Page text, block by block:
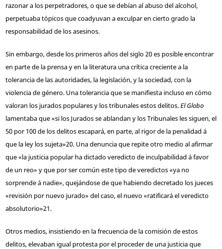
razonar a los perpetradores, o que se debían al abuso del alcohol,
perpetuaba tópicos que coadyuvan a exculpar en cierto grado la
responsabilidad de los asesinos.
Sin embargo, desde los primeros años del siglo 20 es posible encontrar
en parte de la prensa y en la literatura una crítica creciente a la
tolerancia de las autoridades, la legislación, y la sociedad, con la
violencia de género. Una tolerancia que se manifiesta incluso en cómo
valoran los jurados populares y los tribunales estos delitos.El Globo
lamentaba que «si los Jurados se ablandan y los Tribunales les siguen, el
50 por 100 de los delitos escapará, en parte, al rigor de la penalidad á
que la ley los sujeta»20. Una denuncia que repite otro medio al afirmar
que «la justicia popular ha dictado veredicto de inculpabilidad á favor
de un reo» y que por ser común este tipo de veredictos «ya no
sorprende á nadie», quejándose de que habiendo decretado los jueces
«revisión por nuevo jurado» del caso, el nuevo «ratificará el veredicto
absolutorio»21.
Otros medios, insistiendo en la frecuencia de la comisión de estos
delitos, elevaban igual protesta por el proceder de una justicia que